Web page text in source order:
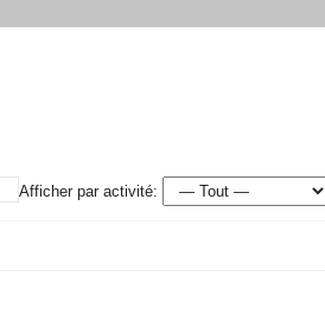
Afficher par activité: